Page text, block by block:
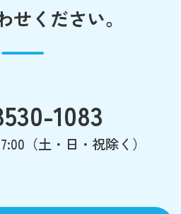
せください。
1083
（土・日・祝除く）